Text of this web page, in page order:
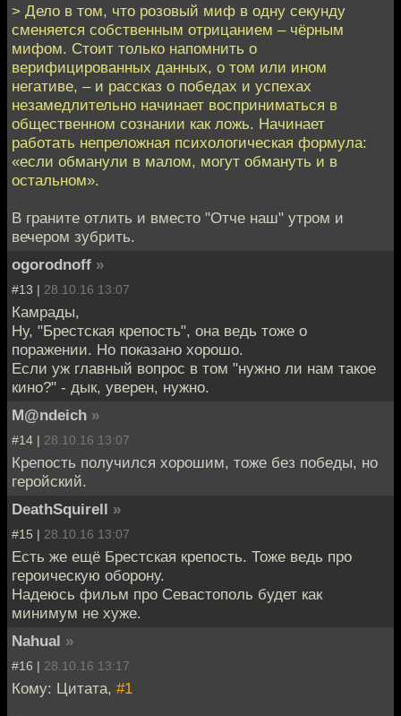
> Дело в том, что розовый миф в одну секунду
сменяется собственным отрицанием – чёрным
мифом. Стоит только напомнить о
верифицированных данных, о том или ином
негативе, – и рассказ о победах и успехах
незамедлительно начинает восприниматься в
общественном сознании как ложь. Начинает
работать непреложная психологическая формула:
«если обманули в малом, могут обмануть и в
остальном».
В граните отлить и вместо "Отче наш" утром и
вечером зубрить.
ogorodnoff »
#13 | 28.10.16 13:07
Камрады,
Ну, "Брестская крепость", она ведь тоже о
поражении. Но показано хорошо.
Если уж главный вопрос в том "нужно ли нам такое
кино?" - дык, уверен, нужно.
M@ndeich »
#14 | 28.10.16 13:07
Крепость получился хорошим, тоже без победы, но
геройский.
DeathSquirell »
#15 | 28.10.16 13:07
Есть же ещё Брестская крепость. Тоже ведь про
героическую оборону.
Надеюсь фильм про Севастополь будет как
минимум не хуже.
Nahual »
#16 | 28.10.16 13:17
Кому: Цитата, #1